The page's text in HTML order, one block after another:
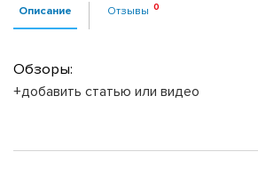
Описание Отзывы
Обзоры:
+добавить статью или видео